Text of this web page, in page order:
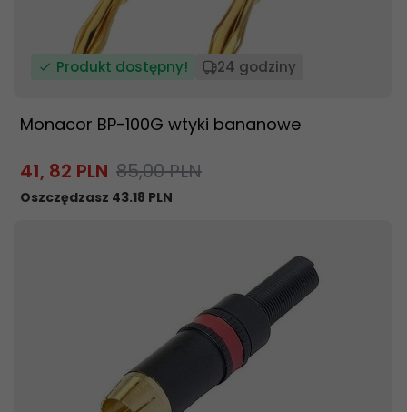
Produkt dostępny! 24 godziny
Monacor BP-100G wtyki bananowe
41, 82 PLN 85,00 PLN
Oszczędzasz 43.18 PLN